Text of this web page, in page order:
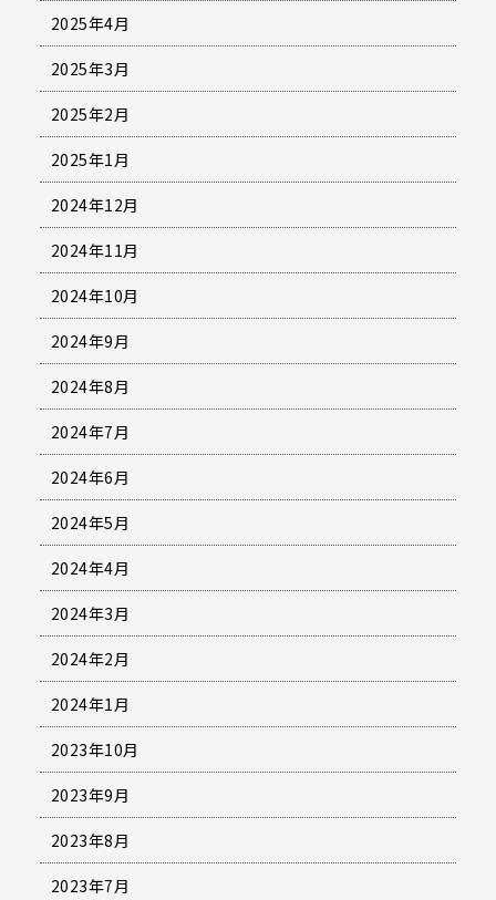
2025年4月
2025年3月
2025年2月
2025年1月
2024年12月
2024年11月
2024年10月
2024年9月
2024年8月
2024年7月
2024年6月
2024年5月
2024年4月
2024年3月
2024年2月
2024年1月
2023年10月
2023年9月
2023年8月
2023年7月